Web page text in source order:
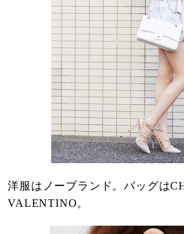
洋服はノーブランド。バッグは
VALENTINO。